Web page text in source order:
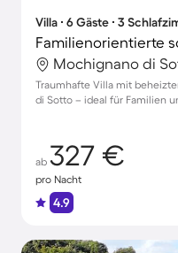
Villa ∙ 6 Gäste ∙ 3
Traumhafte Villa mit
di Sotto – ideal für Familien
ab 327 €
pro Nacht
4.9